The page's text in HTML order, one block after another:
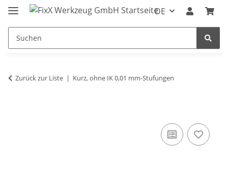
DE
Zurück zur Liste Kurz, ohne IK 0,01 mm-Stufungen